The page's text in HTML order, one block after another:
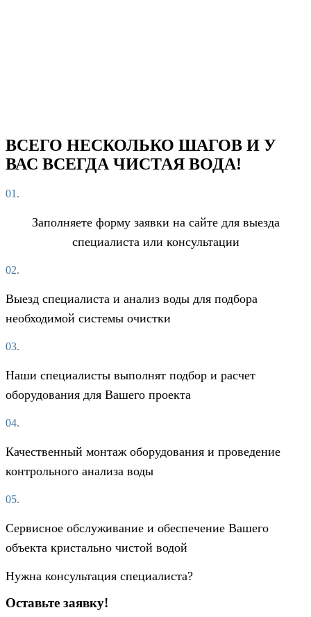
ВСЕГО НЕСКОЛЬКО ШАГОВ И У
ВАС ВСЕГДА ЧИСТАЯ ВОДА!
01.
Заполняете форму заявки на сайте для выезда
специалиста или консультации
02.
Выезд специалиста и анализ воды для подбора
необходимой системы очистки
03.
Наши специалисты выполнят подбор и расчет
оборудования для Вашего проекта
04.
Качественный монтаж оборудования и проведение
контрольного анализа воды
05.
Сервисное обслуживание и обеспечение Вашего
объекта кристально чистой водой
Нужна консультация специалиста?
Оставьте заявку!